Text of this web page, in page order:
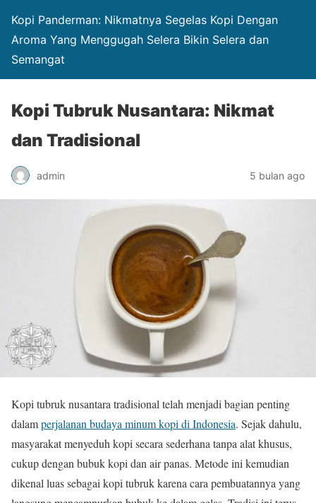
Kopi Panderman: Nikmatnya Segelas Kopi Dengan
Aroma Yang Menggugah Selera Bikin Selera dan
Semangat
Kopi Tubruk Nusantara: Nikmat
dan Tradisional
admin 5 bulan ago
Kopi tubruk nusantara tradisional telah menjadi bagian penting
dalamperjalanan budaya minum kopi di Indonesia. Sejak dahulu,
masyarakat menyeduh kopi secara sederhana tanpa alat khusus,
cukup dengan bubuk kopi dan air panas. Metode ini kemudian
dikenal luas sebagai kopi tubruk karena cara pembuatannya yang